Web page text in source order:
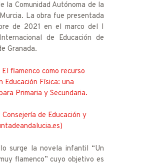
la Comunidad Autónoma de la
La obra fue presentada
de 2021 en el marco del I
de Educación de
Granada.
flamenco como recurso
Educación Física: una
Primaria y Secundaria.
de Educación y
surge la novela infantil “Un
flamenco” cuyo objetivo es